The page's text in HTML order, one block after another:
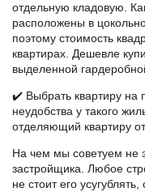
отдельную кладовую.
расположены в
поэтому стоимость
квартирах. Дешевле
выделенной
✔️ Выбрать квартиру на
неудобства у такого
отделяющий квартиру
На чем мы советуем не
застройщика. Любое
не стоит его